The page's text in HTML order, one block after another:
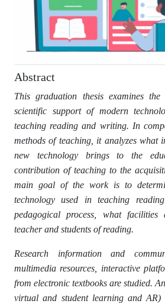
Abstract
This graduation thesis examines
scientific support of modern
teaching reading and writing. In
methods of teaching, it analyzes what
new technology brings to the
contribution of teaching to the
main goal of the work is to
technology used in teaching
pedagogical process, what
teacher and students of reading.
Research information and
multimedia resources, interactive
from electronic textbooks are studied.
virtual and student learning and AR)